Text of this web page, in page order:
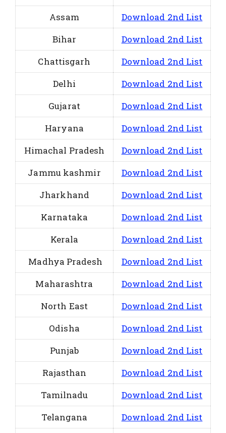
Assam
Download 2nd List
Bihar
Download 2nd List
Chattisgarh
Download 2nd List
Delhi
Download 2nd List
Gujarat
Download 2nd List
Haryana
Download 2nd List
Himachal Pradesh
Download 2nd List
Jammu kashmir
Download 2nd List
Jharkhand
Download 2nd List
Karnataka
Download 2nd List
Kerala
Download 2nd List
Madhya Pradesh
Download 2nd List
Maharashtra
Download 2nd List
North East
Download 2nd List
Odisha
Download 2nd List
Punjab
Download 2nd List
Rajasthan
Download 2nd List
Tamilnadu
Download 2nd List
Telangana
Download 2nd List